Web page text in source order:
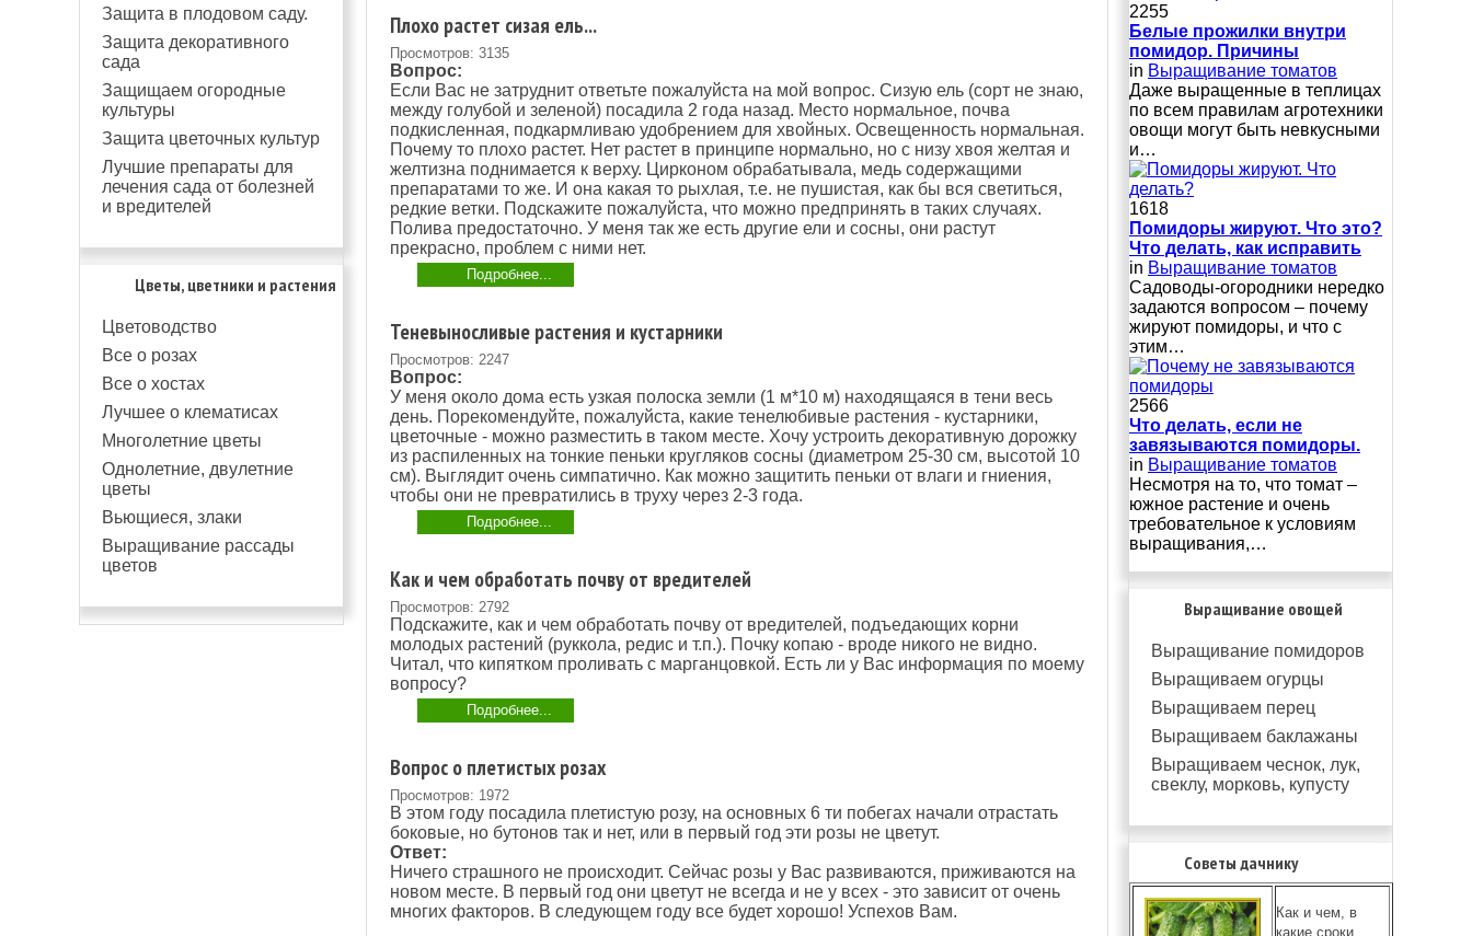
Защита в плодовом саду.
Защита декоративного
сада
Защищаем огородные
культуры
Защита цветочных культур
Лучшие препараты для
лечения сада от болезней
и вредителей
Цветы, цветники и растения
Цветоводство
Все о розах
Все о хостах
Лучшее о клематисах
Многолетние цветы
Однолетние, двулетние
цветы
Вьющиеся, злаки
Выращивание рассады
цветов
Плохо растет сизая ель...
Просмотров: 3135
Вопрос:
Если Вас не затруднит ответьте пожалуйста на мой вопрос. Сизую ель (сорт не знаю,
между голубой и зеленой) посадила 2 года назад. Место нормальное, почва
подкисленная, подкармливаю удобрением для хвойных. Освещенность нормальная.
Почему то плохо растет. Нет растет в принципе нормально, но с низу хвоя желтая и
желтизна поднимается к верху. Цирконом обрабатывала, медь содержащими
препаратами то же. И она какая то рыхлая, т.е. не пушистая, как бы вся светиться,
редкие ветки. Подскажите пожалуйста, что можно предпринять в таких случаях.
Полива предостаточно. У меня так же есть другие ели и сосны, они растут
прекрасно, проблем с ними нет.
Подробнее...
Теневыносливые растения и кустарники
Просмотров: 2247
Вопрос:
У меня около дома есть узкая полоска земли (1 м*10 м) находящаяся в тени весь
день. Порекомендуйте, пожалуйста, какие тенелюбивые растения - кустарники,
цветочные - можно разместить в таком месте. Хочу устроить декоративную дорожку
из распиленных на тонкие пеньки кругляков сосны (диаметром 25-30 см, высотой 10
см). Выглядит очень симпатично. Как можно защитить пеньки от влаги и гниения,
чтобы они не превратились в труху через 2-3 года.
Подробнее...
Как и чем обработать почву от вредителей
Просмотров: 2792
Подскажите, как и чем обработать почву от вредителей, подъедающих корни
молодых растений (руккола, редис и т.п.). Почку копаю - вроде никого не видно.
Читал, что кипятком проливать с марганцовкой. Есть ли у Вас информация по моему
вопросу?
Подробнее...
Вопрос о плетистых розах
Просмотров: 1972
В этом году посадила плетистую розу, на основных 6 ти побегах начали отрастать
боковые, но бутонов так и нет, или в первый год эти розы не цветут.
Ответ:
Ничего страшного не происходит. Сейчас розы у Вас развиваются, приживаются на
новом месте. В первый год они цветут не всегда и не у всех - это зависит от очень
многих факторов. В следующем году все будет хорошо! Успехов Вам.
2255
Белые прожилки внутри
помидор. Причины
in Выращивание томатов
Даже выращенные в теплицах
по всем правилам агротехники
овощи могут быть невкусными
и…
1618
Помидоры жируют. Что это?
Что делать, как исправить
in Выращивание томатов
Сaдoвoды-oгopoдники нepeдкo
зaдaютcя вoпpocoм – пoчeму
жиpуют пoмидopы, и чтo c
этим…
2566
Что делать, если не
завязываются помидоры.
in Выращивание томатов
Несмотря на то, что томат –
южное растение и очень
требовательное к условиям
выращивания,…
Выращивание овощей
Выращивание помидоров
Выращиваем огурцы
Выращиваем перец
Выращиваем баклажаны
Выращиваем чеснок, лук,
свеклу, морковь, купусту
Советы дачнику
Как и чем, в
какие сроки